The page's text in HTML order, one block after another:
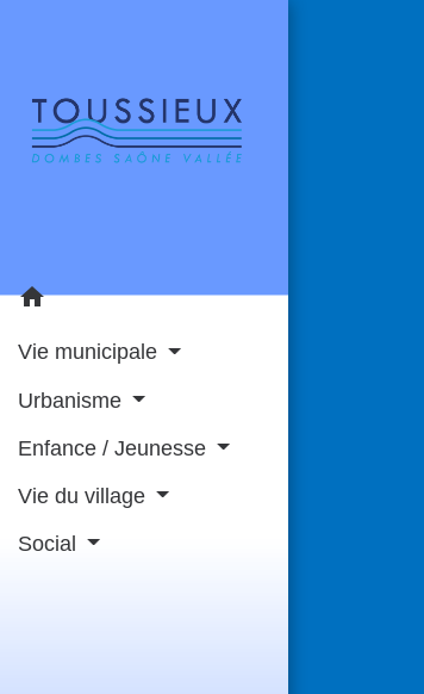
home
Vie municipale
Urbanisme
Enfance / Jeunesse
Vie du village
Social